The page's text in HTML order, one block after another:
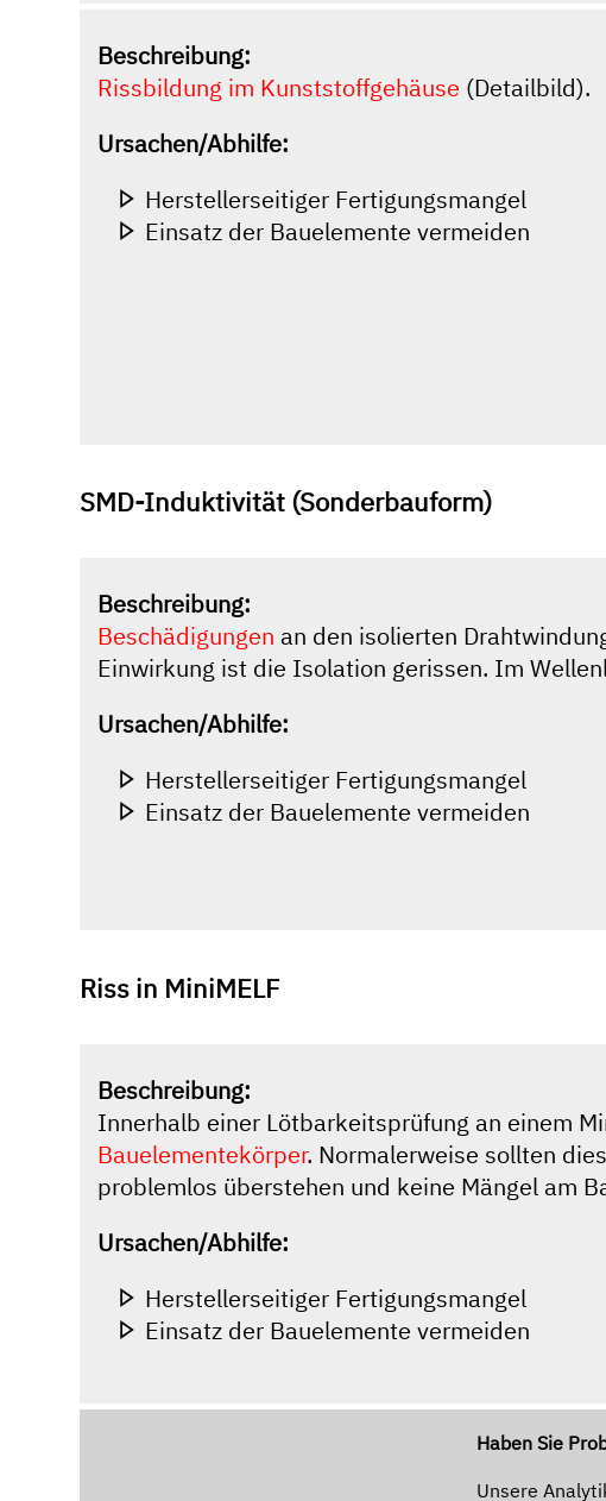
Beschreibung:
Rissbildung im Kunststoffgehäuse (Detailbild).
Ursachen/Abhilfe:
Herstellerseitiger Fertigungsmangel
Einsatz der Bauelemente vermeiden
SMD-Induktivität (Sonderbauform)
Beschreibung:
Beschädigungen an den isolierten
Einwirkung ist die Isolation gerissen. Im
Ursachen/Abhilfe:
Herstellerseitiger Fertigungsmangel
Einsatz der Bauelemente vermeiden
Riss in MiniMELF
Beschreibung:
Innerhalb einer Lötbarkeitsprüfung an einem
Bauelementekörper. Normalerweise sollten
problemlos überstehen und keine Mängel am
Ursachen/Abhilfe:
Herstellerseitiger Fertigungsmangel
Einsatz der Bauelemente vermeiden
Haben Sie
Unsere